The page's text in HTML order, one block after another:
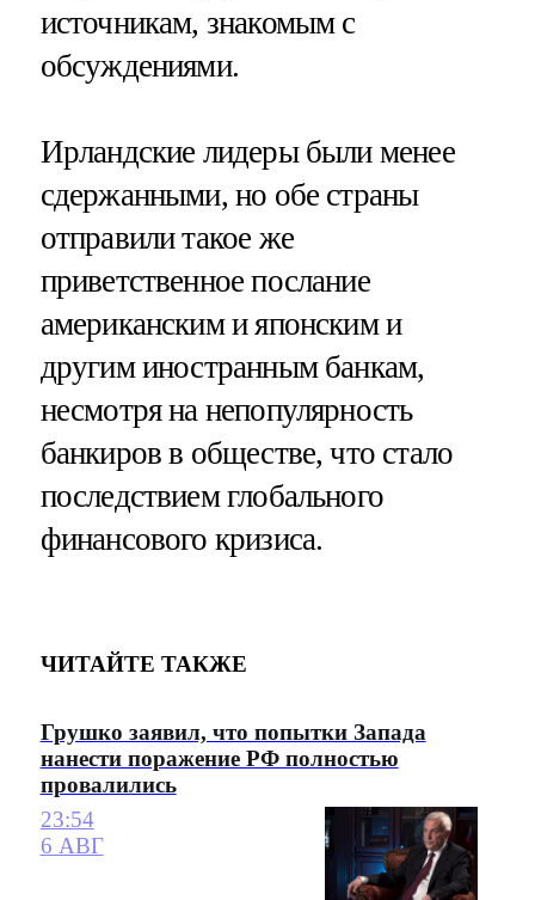
источникам, знакомым с
обсуждениями.
Ирландские лидеры были менее
сдержанными, но обе страны
отправили такое же
приветственное послание
американским и японским и
другим иностранным банкам,
несмотря на непопулярность
банкиров в обществе, что стало
последствием глобального
финансового кризиса.
ЧИТАЙТЕ ТАКЖЕ
Грушко заявил, что попытки Запада
нанести поражение РФ полностью
провалились
23:54
6 АВГ